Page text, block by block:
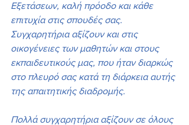
Εξετάσεων, καλή πρόοδο και κάθε
επιτυχία στις σπουδές σας.
Συγχαρητήρια αξίζουν και στις
οικογένειες των μαθητών και στους
εκπαιδευτικούς μας, που ήταν διαρκώς
στο πλευρό σας κατά τη διάρκεια αυτής
της απαιτητικής διαδρομής.
Πολλά συγχαρητήρια αξίζουν σε όλους